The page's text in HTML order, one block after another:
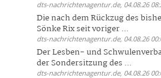
dts-nachrichtenagentur.de, 04.08.26
Die nach dem Rückzug des
Sönke Rix seit voriger ...
dts-nachrichtenagentur.de, 04.08.26
Der Lesben- und
der Sondersitzung des ...
dts-nachrichtenagentur.de, 04.08.26